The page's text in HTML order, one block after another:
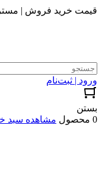
قیمت خرید فروش |
ورود | ثبت‌نام
بستن
0 محصول
مشاهده سبد